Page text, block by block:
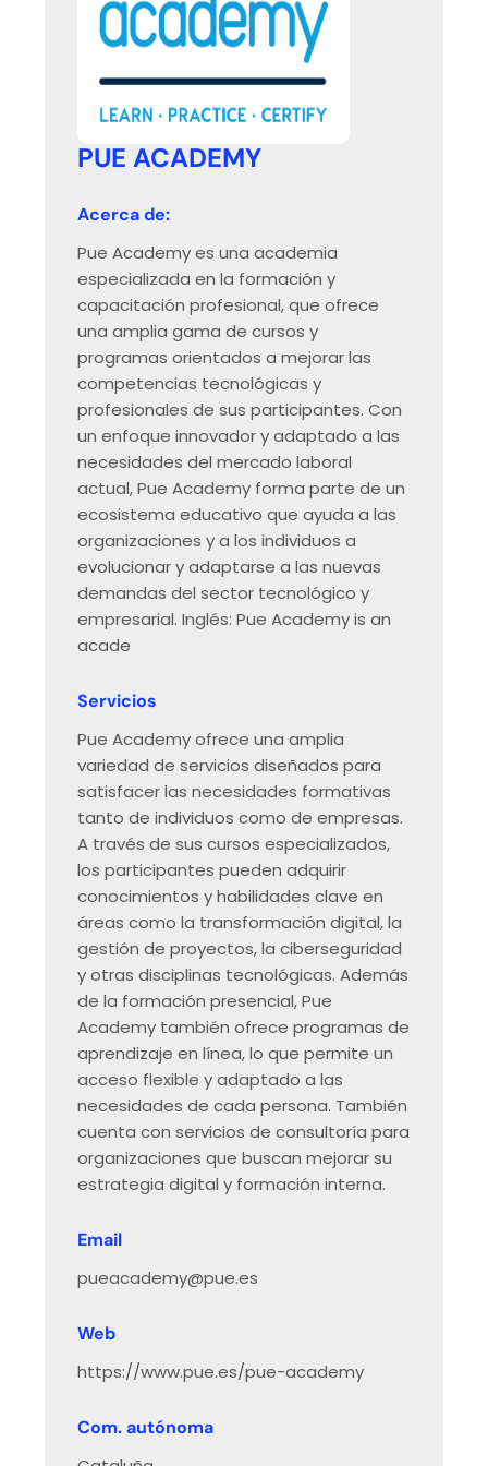
PUE ACADEMY
Acerca de:
Pue Academy es una academia
especializada en la formación y
capacitación profesional, que ofrece
una amplia gama de cursos y
programas orientados a mejorar las
competencias tecnológicas y
profesionales de sus participantes. Con
un enfoque innovador y adaptado a las
necesidades del mercado laboral
actual, Pue Academy forma parte de un
ecosistema educativo que ayuda a las
organizaciones y a los individuos a
evolucionar y adaptarse a las nuevas
demandas del sector tecnológico y
empresarial. Inglés: Pue Academy is an
acade
Servicios
Pue Academy ofrece una amplia
variedad de servicios diseñados para
satisfacer las necesidades formativas
tanto de individuos como de empresas.
A través de sus cursos especializados,
los participantes pueden adquirir
conocimientos y habilidades clave en
áreas como la transformación digital, la
gestión de proyectos, la ciberseguridad
y otras disciplinas tecnológicas. Además
de la formación presencial, Pue
Academy también ofrece programas de
aprendizaje en línea, lo que permite un
acceso flexible y adaptado a las
necesidades de cada persona. También
cuenta con servicios de consultoría para
organizaciones que buscan mejorar su
estrategia digital y formación interna.
Email
pueacademy@pue.es
Web
https://www.pue.es/pue-academy
Com. autónoma